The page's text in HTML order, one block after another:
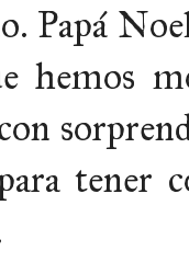
Papá
hemos
tener